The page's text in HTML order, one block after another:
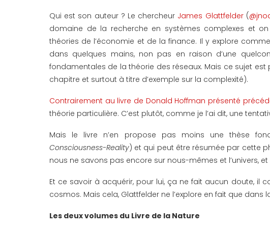
Qui est son auteur ? Le chercheur James Glattfelder(
domaine de la recherche en systèmes complexes et
théories de l’économie et de la finance. Il y explore
dans quelques mains, non pas en raison d’une
fondamentales de la théorie des réseaux. Mais ce sujet
chapitre et surtout à titre d’exemple sur la complexité).
Contrairement au livre de Donald Hoffman présenté
théorie particulière. C’est plutôt, comme je l’ai dit, une
Mais le livre n’en propose pas moins une thèse
Consciousness-Reality) et qui peut être résumée par cette
nous ne savons pas encore sur nous-mêmes et l’univers,
Et ce savoir à acquérir, pour lui, ça ne fait aucun doute, il
cosmos. Mais cela, Glattfelder ne l’explore en fait que dans
Les deux volumes du Livre de la Nature